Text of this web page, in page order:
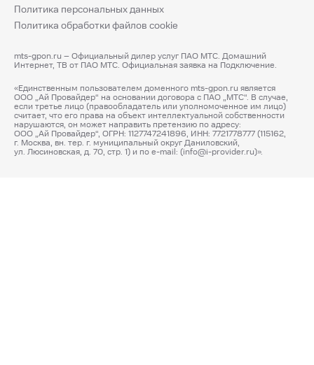
Политика персональных данных
Политика обработки файлов cookie
mts-gpon.ru – Официальный дилер услуг ПАО МТС. Домашний
Интернет, ТВ от ПАО МТС. Официальная заявка на Подключение.
«Единственным пользователем доменного mts-gpon.ru является
ООО „Ай Провайдер“ на основании договора с ПАО „МТС“. В случае,
если третье лицо (правообладатель или уполномоченное им лицо)
считает, что его права на объект интеллектуальной собственности
нарушаются, он может направить претензию по адресу:
ООО „Ай Провайдер“, ОГРН: 1127747241896, ИНН: 7721778777 (115162,
г. Москва, вн. тер. г. муниципальный округ Даниловский,
ул. Люсиновская, д. 70, стр. 1) и по e-mail: (info@i-provider.ru)».